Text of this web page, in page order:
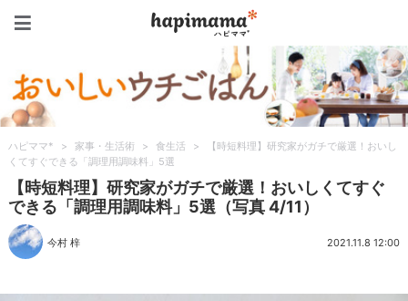
ハピママ* > 家事・生活術 > 食生活 >
【時短料理】研究家がガチで厳選！おいし
くてすぐできる「調理用調味料」5選
【時短料理】研究家がガチで厳選！おいしくてすぐ
できる「調理用調味料」5選（写真 4/11）
今村 梓 2021.11.8 12:00